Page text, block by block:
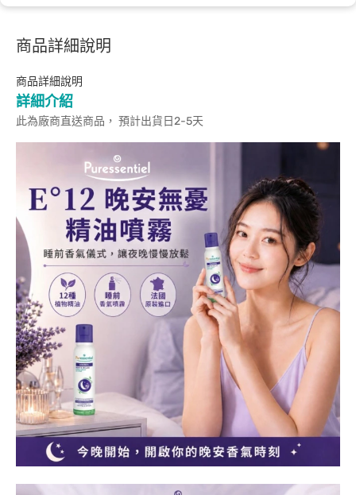
商品詳細說明
商品詳細說明
詳細介紹
此為廠商直送商品， 預計出貨日2-5天